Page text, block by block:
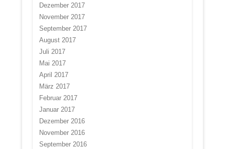
Dezember 2017
November 2017
September 2017
August 2017
Juli 2017
Mai 2017
April 2017
März 2017
Februar 2017
Januar 2017
Dezember 2016
November 2016
September 2016